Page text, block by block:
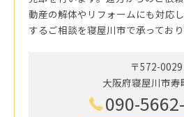
動産の解体やリフォームにも対応
するご相談を寝屋川市で承っており
〒572-0029
大阪府寝屋川市寿
090-